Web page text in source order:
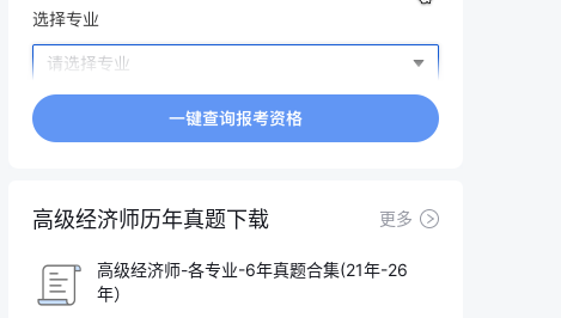
高级经济师历年真题下载 更多
高级经济师-各专业-6年真题合集(21年-26
年）